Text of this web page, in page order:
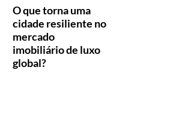
O que torna uma
cidade resiliente no
mercado
imobiliário de luxo
global?